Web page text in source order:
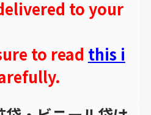
to your
to read this i